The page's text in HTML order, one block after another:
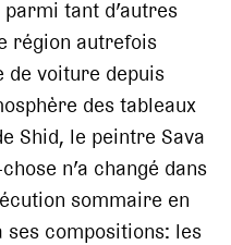
tant d’autres
région autrefois
de voiture depuis
des tableaux
Shid, le peintre Sava
n’a changé dans
sommaire en
ses compositions: les